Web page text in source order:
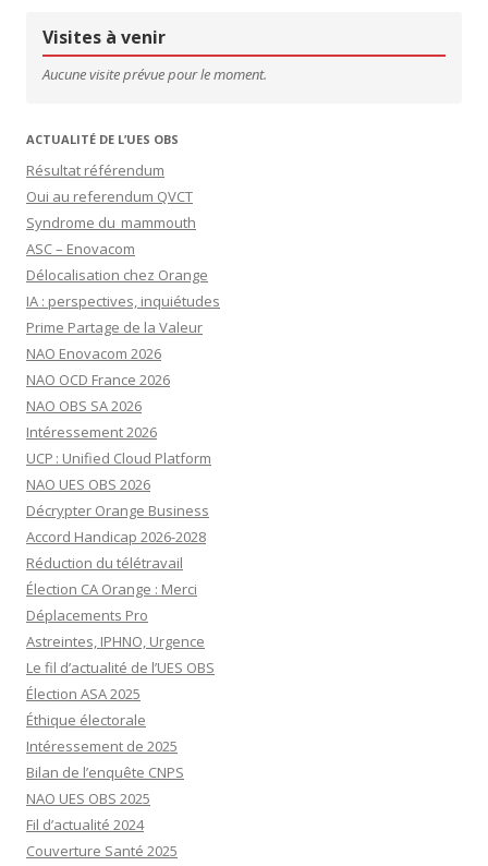
Visites à venir
Aucune visite prévue pour le moment.
ACTUALITÉ DE L’UES OBS
Résultat référendum
Oui au referendum QVCT
Syndrome du mammouth
ASC – Enovacom
Délocalisation chez Orange
IA : perspectives, inquiétudes
Prime Partage de la Valeur
NAO Enovacom 2026
NAO OCD France 2026
NAO OBS SA 2026
Intéressement 2026
UCP : Unified Cloud Platform
NAO UES OBS 2026
Décrypter Orange Business
Accord Handicap 2026-2028
Réduction du télétravail
Élection CA Orange : Merci
Déplacements Pro
Astreintes, IPHNO, Urgence
Le fil d’actualité de l’UES OBS
Élection ASA 2025
Éthique électorale
Intéressement de 2025
Bilan de l’enquête CNPS
NAO UES OBS 2025
Fil d’actualité 2024
Couverture Santé 2025